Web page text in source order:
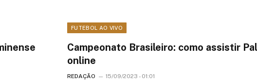
FUTEBOL AO VIVO
Campeonato Brasileiro: como assistir
online
REDAÇÃO 15/09/2023 - 01:01